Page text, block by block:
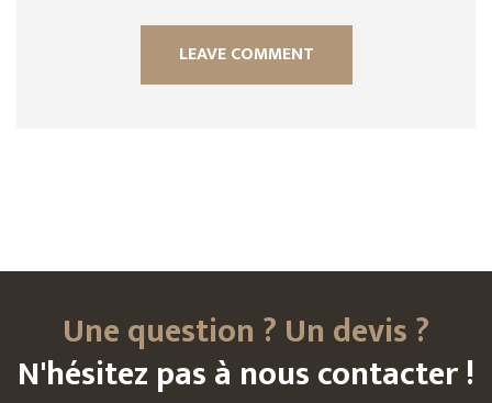
Une question ? Un devis ?
N'hésitez pas à nous contacter !